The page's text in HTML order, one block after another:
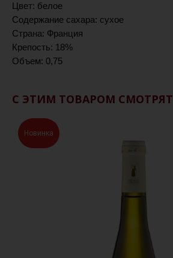
Цвет: белое
Содержание сахара: сухое
Страна: Франция
Крепость: 18%
Объем: 0,75
С ЭТИМ ТОВАРОМ СМОТРЯТ
Новинка